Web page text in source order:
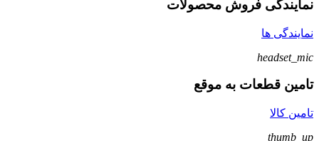
نمایندگی فروش محصولات
نمایندگی ها
headset_mic
تامین قطعات به موقع
تامین کالا
thumb_up